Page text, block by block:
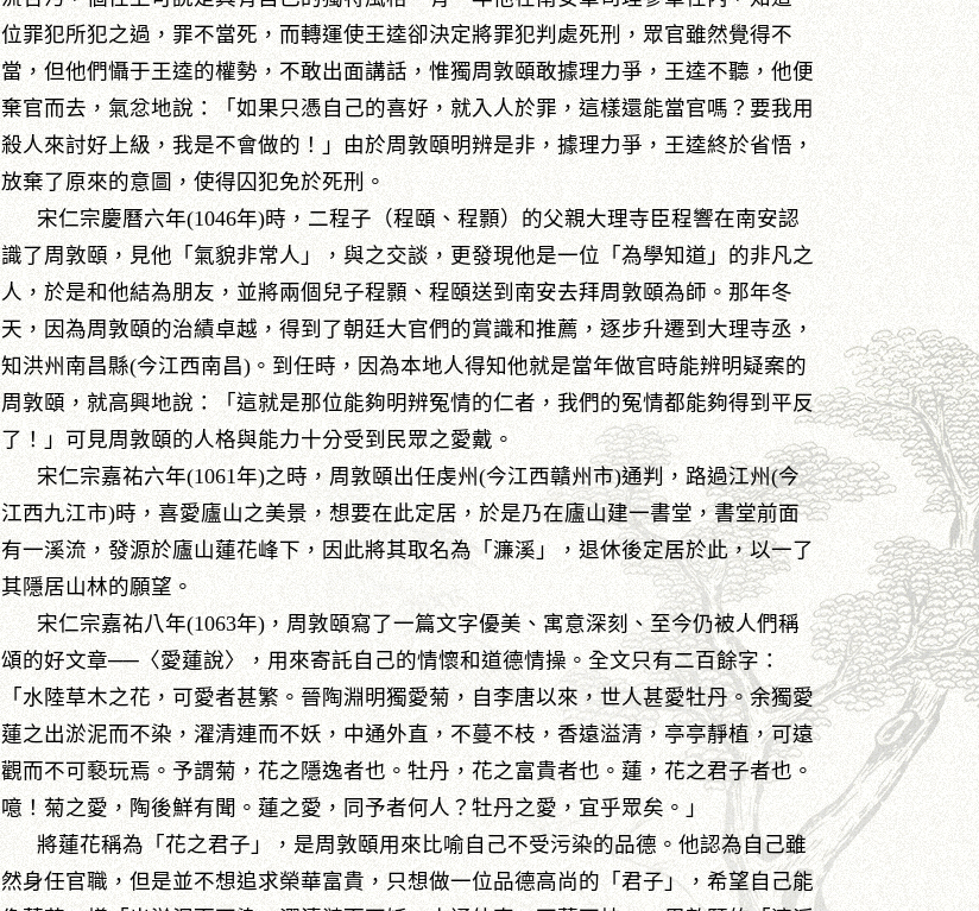
位罪犯所犯之過，罪不當死，而轉運使王逵卻決定將罪犯判處死刑，眾官雖然覺得不
當，但他們懾于王逵的權勢，不敢出面講話，惟獨周敦頤敢據理力爭，王逵不聽，他便
棄官而去，氣忿地說：「如果只憑自己的喜好，就入人於罪，這樣還能當官嗎？要我用
殺人來討好上級，我是不會做的！」由於周敦頤明辨是非，據理力爭，王逵終於省悟，
放棄了原來的意圖，使得囚犯免於死刑。
宋仁宗慶曆六年(1046年)時，二程子（程頤、程顥）的父親大理寺臣程響在南安認
識了周敦頤，見他「氣貌非常人」，與之交談，更發現他是一位「為學知道」的非凡之
人，於是和他結為朋友，並將兩個兒子程顥、程頤送到南安去拜周敦頤為師。那年冬
天，因為周敦頤的治績卓越，得到了朝廷大官們的賞識和推薦，逐步升遷到大理寺丞，
知洪州南昌縣(今江西南昌)。到任時，因為本地人得知他就是當年做官時能辨明疑案的
周敦頤，就高興地說：「這就是那位能夠明辨冤情的仁者，我們的冤情都能夠得到平反
了！」可見周敦頤的人格與能力十分受到民眾之愛戴。
宋仁宗嘉祐六年(1061年)之時，周敦頤出任虔州(今江西贛州市)通判，路過江州(今
江西九江市)時，喜愛廬山之美景，想要在此定居，於是乃在廬山建一書堂，書堂前面
有一溪流，發源於廬山蓮花峰下，因此將其取名為「濂溪」，退休後定居於此，以一了
其隱居山林的願望。
宋仁宗嘉祐八年(1063年)，周敦頤寫了一篇文字優美、寓意深刻、至今仍被人們稱
頌的好文章──〈愛蓮說〉，用來寄託自己的情懷和道德情操。全文只有二百餘字：
「水陸草木之花，可愛者甚繁。晉陶淵明獨愛菊，自李唐以來，世人甚愛牡丹。余獨愛
蓮之出淤泥而不染，濯清連而不妖，中通外直，不蔓不枝，香遠溢清，亭亭靜植，可遠
觀而不可褻玩焉。予謂菊，花之隱逸者也。牡丹，花之富貴者也。蓮，花之君子者也。
噫！菊之愛，陶後鮮有聞。蓮之愛，同予者何人？牡丹之愛，宜乎眾矣。」
將蓮花稱為「花之君子」，是周敦頤用來比喻自己不受污染的品德。他認為自己雖
然身任官職，但是並不想追求榮華富貴，只想做一位品德高尚的「君子」，希望自己能